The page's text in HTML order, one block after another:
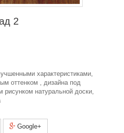
2
характеристиками,
оттенком , дизайна под
рисунком натуральной доски,
Google+